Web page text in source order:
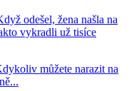
odešel, žena našla na
vykradli už tisíce
můžete narazit na